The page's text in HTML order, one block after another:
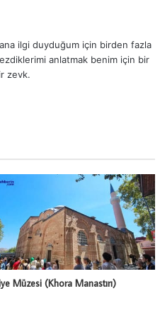
ilgi duyduğum için birden fazla
anlatmak benim için bir
zevk.
Müzesi (Khora Manastırı)